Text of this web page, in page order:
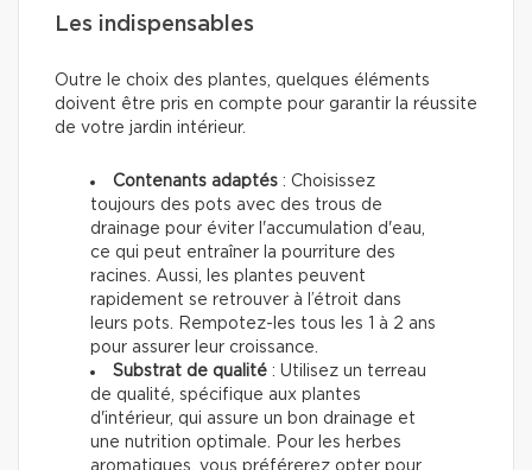
Les indispensables
Outre le choix des plantes, quelques éléments
doivent être pris en compte pour garantir la réussite
de votre jardin intérieur.
Contenants adaptés : Choisissez
toujours des pots avec des trous de
drainage pour éviter l'accumulation d'eau,
ce qui peut entraîner la pourriture des
racines. Aussi, les plantes peuvent
rapidement se retrouver à l’étroit dans
leurs pots. Rempotez-les tous les 1 à 2 ans
pour assurer leur croissance.
Substrat de qualité : Utilisez un terreau
de qualité, spécifique aux plantes
d'intérieur, qui assure un bon drainage et
une nutrition optimale. Pour les herbes